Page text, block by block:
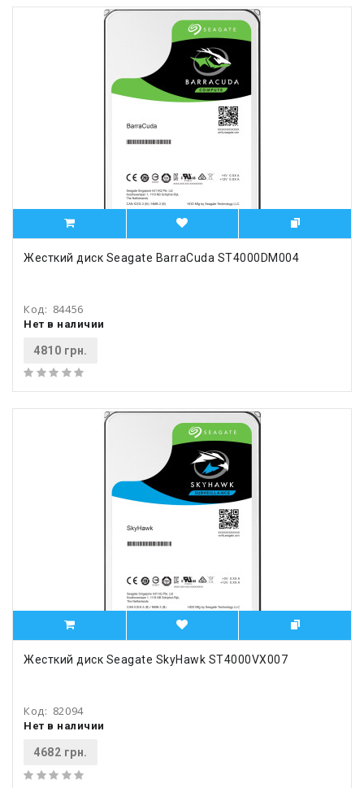
Жесткий диск Seagate BarraCuda ST4000DM004
Код: 84456
Нет в наличии
4810 грн.
Жесткий диск Seagate SkyHawk ST4000VX007
Код: 82094
Нет в наличии
4682 грн.